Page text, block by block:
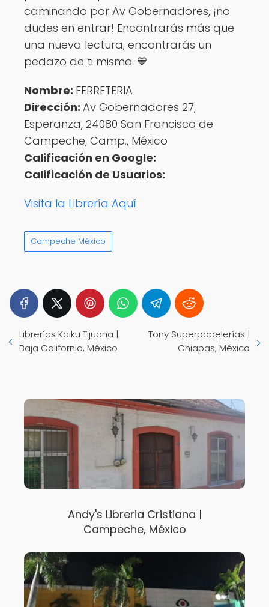
caminando por Av Gobernadores, ¡no
dudes en entrar! Encontrarás más que
una nueva lectura; encontrarás un
pedazo de ti mismo. 💙
Nombre: FERRETERIA
Dirección: Av Gobernadores 27,
Esperanza, 24080 San Francisco de
Campeche, Camp., México
Calificación en Google:
Calificación de Usuarios:
Visita la Librería Aquí
Campeche México
Librerías Kaiku Tijuana |
Baja California, México
Tony Superpapelerías |
Chiapas, México
Andy's Libreria Cristiana |
Campeche, México